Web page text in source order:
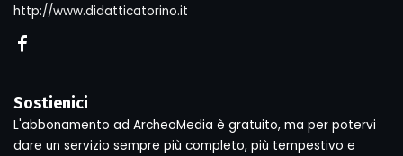
http://www.didatticatorino.it
Sostienici
L'abbonamento ad ArcheoMedia è gratuito, ma per potervi
dare un servizio sempre più completo, più tempestivo e